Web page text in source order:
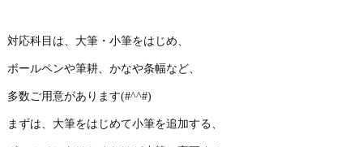
対応科目は、大筆・小筆をはじめ、
ボールペンや筆耕、かなや条幅など、
多数ご用意があります(#^^#)
まずは、大筆をはじめて小筆を追加する、